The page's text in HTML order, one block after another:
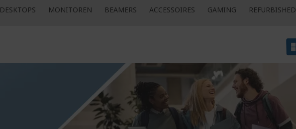
DESKTOPS MONITOREN BEAMERS ACCESSOIRES GAMING REFURBISHED